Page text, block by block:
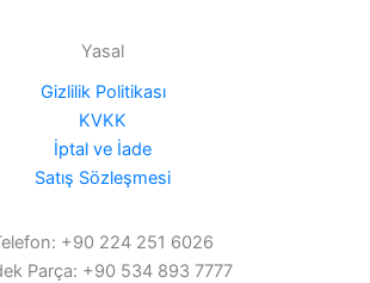
Yasal
Gizlilik Politikası
KVKK
İptal ve İade
Satış Sözleşmesi
+90 224 251 6026
Parça: +90 534 893 7777